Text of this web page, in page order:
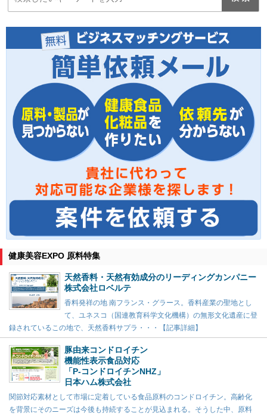
健康美容EXPO 原料特集
天然香料・天然有効成分のリーディングカンパニー
株式会社ロベルテ
香料発祥の地 南フランス・グラース。香料産業の聖地とし
て、ユネスコ（国連教育科学文化機構）の無形文化遺産に登
録されているこの地で、天然香料サプラ・・・【記事詳細】
豚由来コンドロイチン
機能性表示食品対応
「P-コンドロイチンNHZ」
日本ハム株式会社
関節対応素材として市場に定着している食品原料のコンドロイチン。高齢化
を背景にそのニーズは今後も持続することが見込まれる。そうした中、原料